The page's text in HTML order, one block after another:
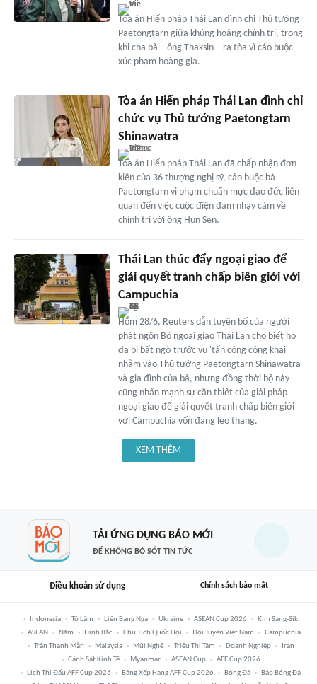
Tòa án Hiến pháp Thái Lan đình chỉ Thủ tướng
Paetongtarn giữa khủng hoảng chính trị, trong
khi cha bà – ông Thaksin – ra tòa vì cáo buộc
xúc phạm hoàng gia.
Tòa án Hiến pháp Thái Lan đình chỉ
chức vụ Thủ tướng Paetongtarn
Shinawatra
Tòa án Hiến pháp Thái Lan đã chấp nhận đơn
kiện của 36 thượng nghị sỹ, cáo buộc bà
Paetongtarn vi phạm chuẩn mực đạo đức liên
quan đến việc cuộc điện đàm nhạy cảm về
chính trị với ông Hun Sen.
Thái Lan thúc đẩy ngoại giao để
giải quyết tranh chấp biên giới với
Campuchia
Hôm 28/6, Reuters dẫn tuyên bố của người
phát ngôn Bộ ngoại giao Thái Lan cho biết họ
đã bị bất ngờ trước vụ 'tấn công công khai'
nhằm vào Thủ tướng Paetongtarn Shinawatra
và gia đình của bà, nhưng đồng thời bộ này
cũng nhấn mạnh sự cần thiết của giải pháp
ngoại giao để giải quyết tranh chấp biên giới
với Campuchia vốn đang leo thang.
XEM THÊM
TẢI ỨNG DỤNG BÁO MỚI
ĐỂ KHÔNG BỎ SÓT TIN TỨC
Điều khoản sử dụng Chính sách bảo mật
Indonesia Tô Lâm Liên Bang Nga Ukraine ASEAN Cup 2026
Kim Sang-Sik
ASEAN
Năm Đình Bắc Chủ Tịch Quốc Hội Đội Tuyển Việt Nam
Campuchia
Trần Thanh Mẫn
Malaysia Mũi Nghê Triệu Thị Tâm Doanh Nghiệp
Iran
Cảnh Sát Kinh Tế
Myanmar ASEAN Cup
AFF Cup 2026
Lịch Thi Đấu AFF Cup 2026
Bảng Xếp Hạng AFF Cup 2026 Bóng Đá
Báo Bóng Đá